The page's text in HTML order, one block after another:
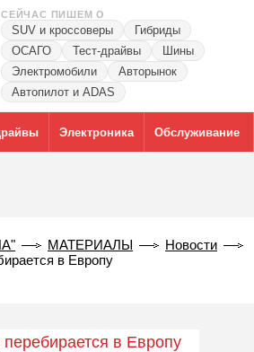
СЕЙЧАС ПИШЕМ О
SUV и кроссоверы
Гибриды
ОСАГО
Тест-драйвы
Шины
Электромобили
Авторынок
Автопилот и ADAS
Электроника Обслуживание
МАТЕРИАЛЫ
Новости
в Европу
в Европу